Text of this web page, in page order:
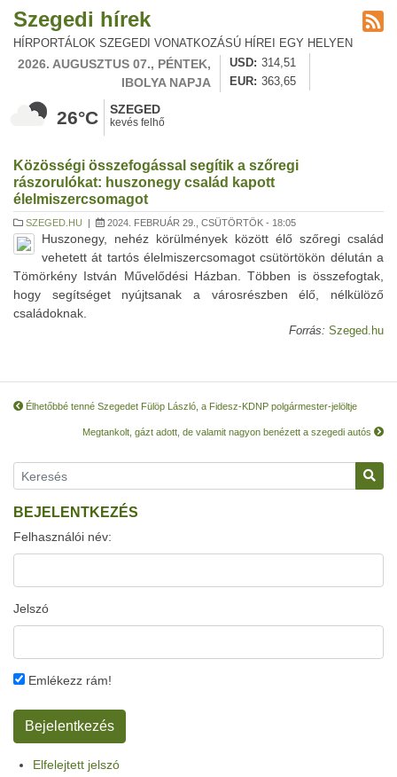
Szegedi hírek
HÍRPORTÁLOK SZEGEDI VONATKOZÁSÚ HÍREI EGY HELYEN
2026. AUGUSZTUS 07., PÉNTEK,
IBOLYA NAPJA
USD
314,51
EUR
363,65
26°C SZEGED
kevés felhő
Közösségi összefogással segítik a szőregi
rászorulókat: huszonegy család kapott
élelmiszercsomagot
SZEGED.HU | 2024. FEBRUÁR 29., CSÜTÖRTÖK - 18:05
Huszonegy, nehéz körülmények között élő szőregi család
vehetett át tartós élelmiszercsomagot csütörtökön délután a
Tömörkény István Művelődési Házban. Többen is összefogtak,
hogy segítséget nyújtsanak a városrészben élő, nélkülöző
családoknak.
Forrás: Szeged.hu
Élhetőbbé tenné Szegedet Fülöp László, a Fidesz-KDNP polgármester-jelöltje
Megtankolt, gázt adott, de valamit nagyon benézett a szegedi autós
BEJELENTKEZÉS
Felhasználói név:
Jelszó
Emlékezz rám!
Elfelejtett jelszó